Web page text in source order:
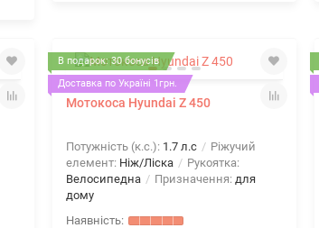
В подарок: 30 бонусів
Доставка по Україні 1грн.
Мотокоса Hyundai Z 450
Потужність (к.с.): 1.7 л.с
Ріжучий
елемент: Ніж/Ліска
Рукоятка:
Велосипедна
Призначення: для
дому